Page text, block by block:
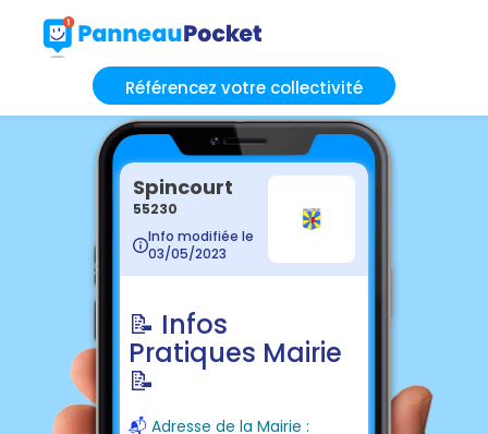
Référencez votre collectivité
Spincourt
55230
Info modifiée le
03/05/2023
📝 Infos
Pratiques Mairie
📝
📬 Adresse de la Mairie :